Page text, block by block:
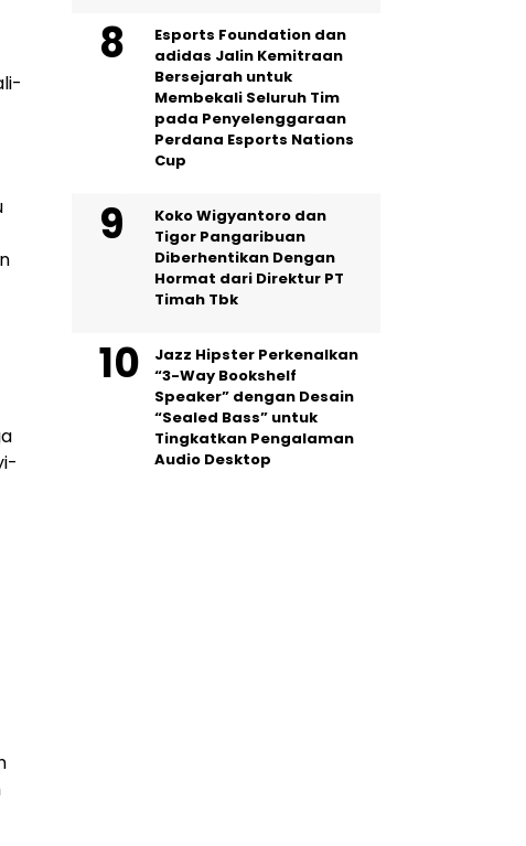
Esports Foundation dan
adidas Jalin Kemitraan
Bersejarah untuk
Membekali Seluruh Tim
pada Penyelenggaraan
Perdana Esports Nations
Cup
Koko Wigyantoro dan
Tigor Pangaribuan
Diberhentikan Dengan
Hormat dari Direktur PT
Timah Tbk
Jazz Hipster Perkenalkan
“3-Way Bookshelf
Speaker” dengan Desain
“Sealed Bass” untuk
Tingkatkan Pengalaman
Audio Desktop